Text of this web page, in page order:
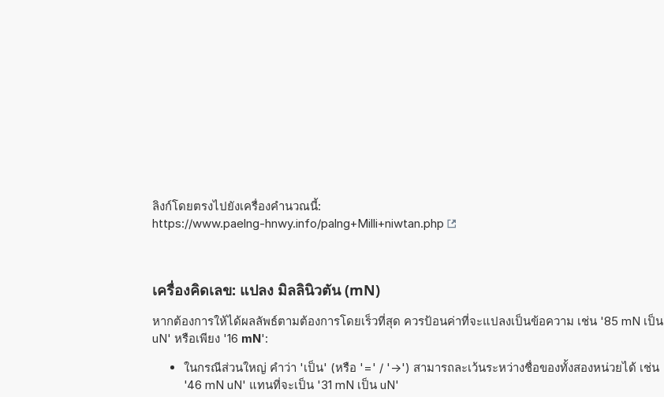
ลิงก์โดยตรงไปยังเครื่องคำนวณนี้:
https://www.paelng-hnwy.info/palng+Milli+niwtan.php
เครื่องคิดเลข: แปลง มิลลินิวตัน (mN)
หากต้องการให้ได้ผลลัพธ์ตามต้องการโดยเร็วที่สุด ควรป้อนค่าที่จะแปลงเป็นข้อความ เช่น '85 mN เป็น
uN' หรือเพียง '16 mN':
ในกรณีส่วนใหญ่ คำว่า 'เป็น' (หรือ '=' / '->') สามารถละเว้นระหว่างชื่อของทั้งสองหน่วยได้ เช่น
'46 mN uN' แทนที่จะเป็น '31 mN เป็น uN'